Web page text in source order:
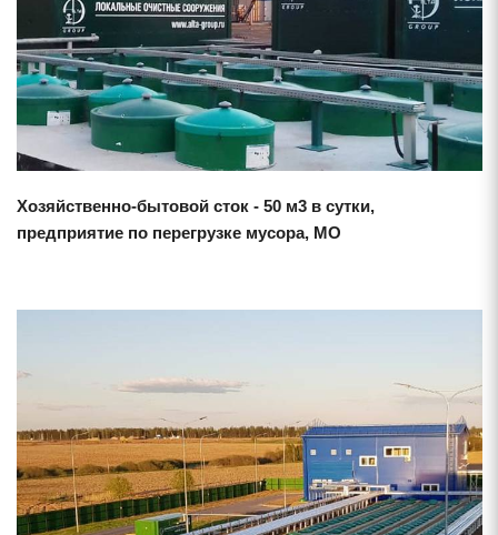
Хозяйственно-бытовой сток - 50 м3 в сутки,
предприятие по перегрузке мусора, МО
Смотреть проект